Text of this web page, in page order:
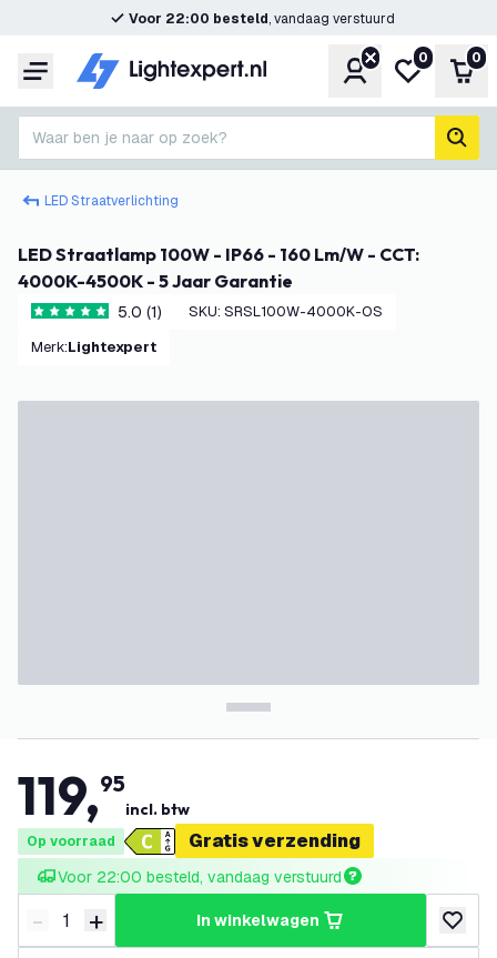
Voor 22:00 besteld, vandaag verstuurd
Menu Account
Mijn
0 0
Waar ben je naar op zoek?
LED Straatverlichting
LED Straatlamp 100W - IP66 - 160 Lm/W - CCT:
4000K-4500K - 5 Jaar Garantie
5 score sterren5.0 (1) SKU: SRSL100W-4000K-OS
Merk: Lightexpert
119,95
incl. btw
Op voorraad Gratis verzending
Voor 22:00 besteld, vandaag verstuurd
Verminder hoeveelheid
- Verhoog hoeveelheid
+ in winkelwagen